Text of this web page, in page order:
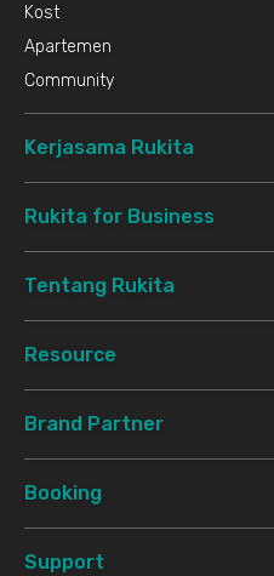
Kost
Apartemen
Community
Kerjasama Rukita
Rukita for Business
Tentang Rukita
Resource
Brand Partner
Booking
Support